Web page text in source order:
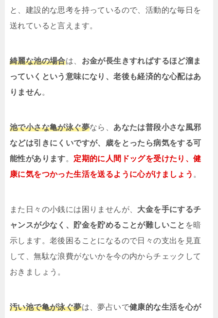
と、建設的な思考を持っているので、活動的な毎日を
送れていると言えます。
綺麗な池の場合は、 お金が長生きすればするほど溜ま
っていくという意味になり、老後も経済的な心配はあ
りません。
池で小さな亀が泳ぐ夢なら、 あなたは普段小さな風邪
などは引きにくいですが、歳をとったら病気をする可
能性があります。 定期的に人間ドッグを受けたり、健
康に気をつかった生活を送るように心がけましょう 。
また日々の小銭には困りませんが、 大金を手にするチ
ャンスが少なく、貯金を貯めることが難しいこと を暗
示します。老後困ることになるので日々の支出を見直
して、無駄な浪費がないかを今の内からチェックして
おきましょう。
汚い池で亀が泳ぐ夢は、夢占いで健康的な生活を心が